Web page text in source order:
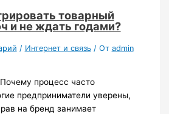
товарный
и не ждать годами?
/ Интернет и связь/ От admin
процесс часто
предприниматели уверены,
на бренд занимает